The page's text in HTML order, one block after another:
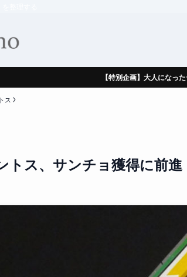
【特別企画】大人になっ
ス
トス、サンチョ獲得に前